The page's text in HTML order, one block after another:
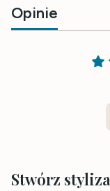
Opinie
Stwórz